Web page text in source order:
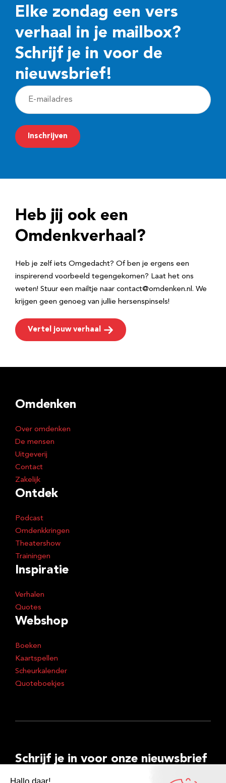
Elke zondag een vers
verhaal in je mailbox?
Schrijf je in voor de
nieuwsbrief!
E
-
m
a
r
e
Inschrijven
Heb jij ook een
Omdenkverhaal?
Heb je zelf iets Omgedacht? Of ben je ergens een
inspirerend voorbeeld tegengekomen? Laat het ons
weten! Stuur een mailtje naar contact@omdenken.nl. We
krijgen geen genoeg van jullie hersenspinsels!
Vertel jouw verhaal
Omdenken
Over omdenken
De mensen
Uitgeverij
Contact
Zakelijk
Ontdek
Podcast
Omdenkkringen
Theatershow
Trainingen
Inspiratie
Verhalen
Quotes
Webshop
Boeken
Kaartspellen
Scheurkalender
Quoteboekjes
Schrijf je in voor onze nieuwsbrief